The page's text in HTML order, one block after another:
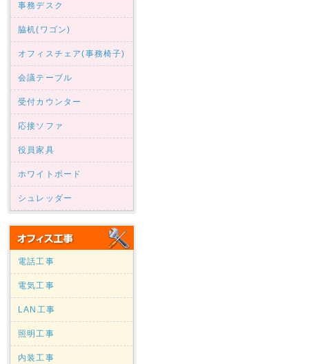
事務デスク
脇机(ワゴン)
オフィスチェア(事務椅子)
会議テーブル
受付カウンター
応接ソファ
役員家具
ホワイトボード
シュレッダー
電話工事
電気工事
LAN工事
照明工事
内装工事